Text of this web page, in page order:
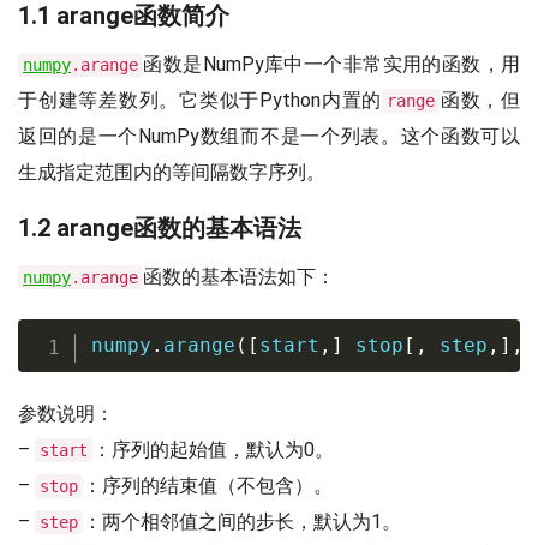
1.1 arange函数简介
numpy.arange 函数是NumPy库中一个非常实用的函数，用
于创建等差数列。它类似于Python内置的 range 函数，但
返回的是一个NumPy数组而不是一个列表。这个函数可以
生成指定范围内的等间隔数字序列。
1.2 arange函数的基本语法
numpy.arange 函数的基本语法如下：
numpy . arange ( [ start , ] stop [ , step , ] ,
参数说明：
–
start
：序列的起始值，默认为0。
–
stop
：序列的结束值（不包含）。
–
step
：两个相邻值之间的步长，默认为1。